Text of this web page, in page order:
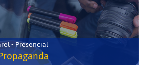
• Presencial